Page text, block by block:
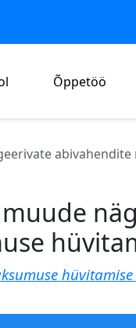
Õppetöö